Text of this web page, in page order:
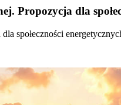
Propozycja dla
społeczności